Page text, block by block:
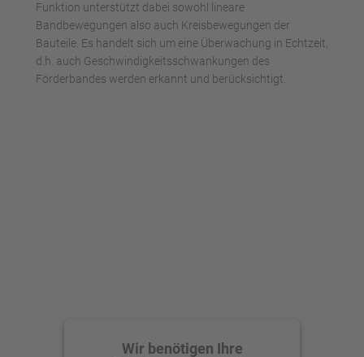
Funktion unterstützt dabei sowohl lineare
Bandbewegungen also auch Kreisbewegungen der
Bauteile. Es handelt sich um eine Überwachung in Echtzeit,
d.h. auch Geschwindigkeitsschwankungen des
Förderbandes werden erkannt und berücksichtigt.
Wir benötigen Ihre